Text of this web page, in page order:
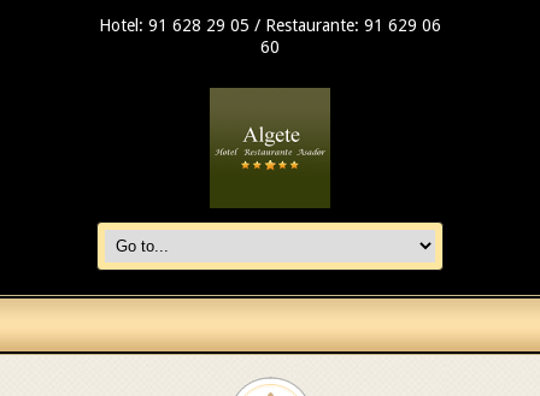
Hotel: 91 628 29 05 / Restaurante: 91 629 06
60